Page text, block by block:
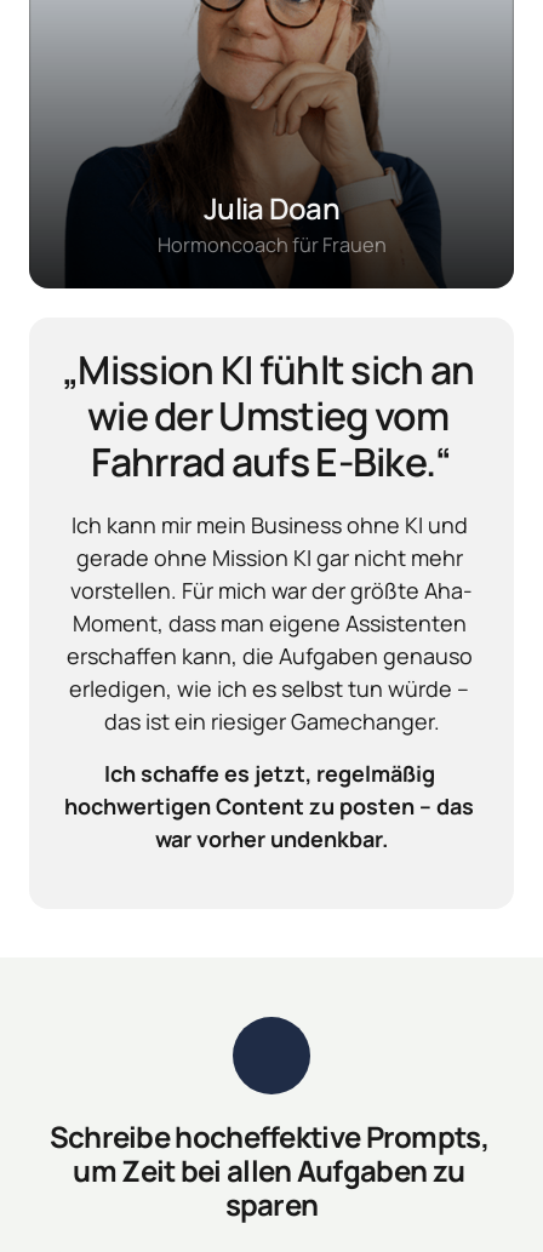
Julia Doan
Hormoncoach für Frauen
„Mission KI fühlt sich an
wie der Umstieg vom
Fahrrad aufs E-Bike.“
Ich kann mir mein Business ohne KI und
gerade ohne Mission KI gar nicht mehr
vorstellen. Für mich war der größte Aha-
Moment, dass man eigene Assistenten
erschaffen kann, die Aufgaben genauso
erledigen, wie ich es selbst tun würde –
das ist ein riesiger Gamechanger.
Ich schaffe es jetzt, regelmäßig
hochwertigen Content zu posten – das
war vorher undenkbar.
Schreibe hocheffektive Prompts,
um Zeit bei allen Aufgaben zu
sparen